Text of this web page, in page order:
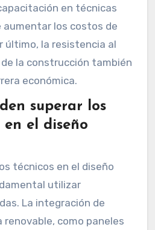
en técnicas
los costos de
último, la resistencia al
la construcción también
económica.
superar los
en el diseño
técnicos en el diseño
utilizar
La integración de
como paneles